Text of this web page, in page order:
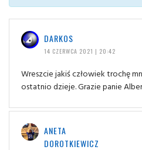
DARKOS
14 CZERWCA 2021 | 20:42
Wreszcie jakiś człowiek trochę
ostatnio dzieje. Grazie panie
ANETA
DOROTKIEWICZ